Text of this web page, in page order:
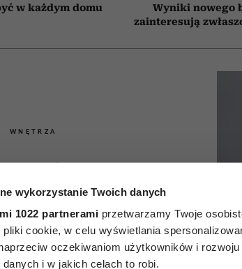
wykorzystanie Twoich danych
1022 partnerami przetwarzamy Twoje
pliki cookie, w celu wyświetlania
oczekiwaniom użytkowników i
danych i w jakich celach to robi.
w każdym domu
Wyniki nowego
zainteresują
WNĘTRZA
kwiaty
na
Oto 5 roślin